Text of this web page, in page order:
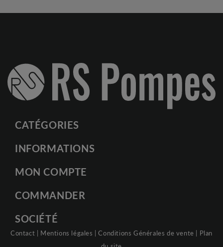
CATÉGORIES
INFORMATIONS
MON COMPTE
COMMANDER
SOCIÉTÉ
Contact | Mentions légales |Conditions Générales de vente | Plan